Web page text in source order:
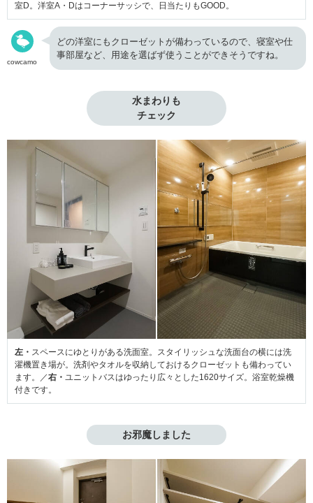
室D。洋室A・Dはコーナーサッシで、日当たりもGOOD。
cowcamo
どの洋室にもクローゼットが備わっているので、寝室や仕
事部屋など、用途を選ばず使うことができそうですね。
水まわりも
チェック
左・ スペースにゆとりがある洗面室。スタイリッシュな洗面台の横には洗
濯機置き場が。洗剤やタオルを収納しておけるクローゼットも備わってい
ます。／右・ ユニットバスはゆったり広々とした1620サイズ。浴室乾燥機
付きです。
お邪魔しました